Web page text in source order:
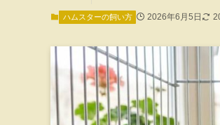
ハムスターの飼い方 2026年6月5日